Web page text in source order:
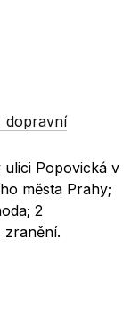
dopravní
ulici Popovická v
města Prahy;
2
zranění.